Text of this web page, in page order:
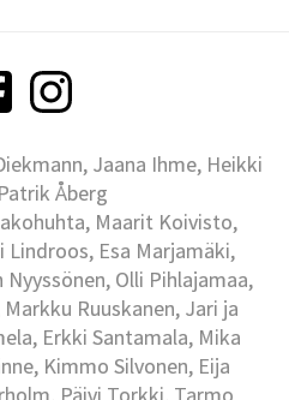
Jaana Ihme, Heikki
Åberg
Maarit Koivisto,
Lindroos, Esa Marjamäki,
Olli Pihlajamaa,
Ruuskanen, Jari ja
Erkki Santamala, Mika
Kimmo Silvonen, Eija